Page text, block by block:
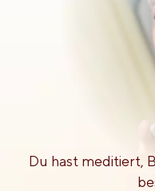
Du hast meditiert,